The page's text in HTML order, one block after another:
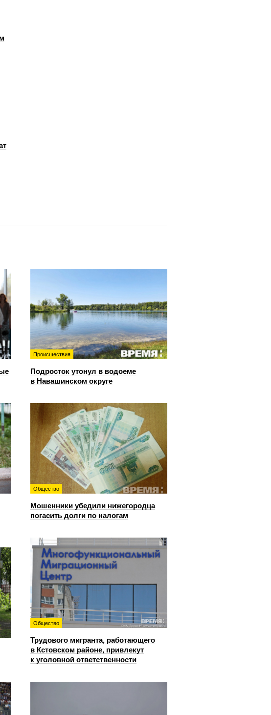
Происшествия
Подросток утонул в водоеме
в Навашинском округе
Общество
Мошенники убедили нижегородца
погасить долги по налогам
Общество
Трудового мигранта, работающего
в Кстовском районе, привлекут
к уголовной ответственности